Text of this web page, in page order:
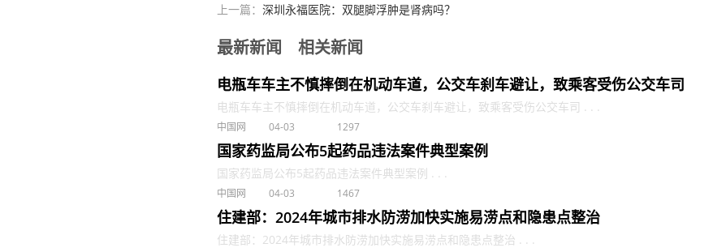
上一篇： 深圳永福医院：双腿脚浮肿是肾病吗？
最新新闻 相关新闻
电瓶车车主不慎摔倒在机动车道，公交车刹车避让，致乘客受伤公交车司
电瓶车车主不慎摔倒在机动车道，公交车刹车避让，致乘客受伤公交车司 . . .
中国网 04-03 1297
国家药监局公布5起药品违法案件典型案例
国家药监局公布5起药品违法案件典型案例 . . .
中国网 04-03 1467
住建部：2024年城市排水防涝加快实施易涝点和隐患点整治
住建部：2024年城市排水防涝加快实施易涝点和隐患点整治 . . .